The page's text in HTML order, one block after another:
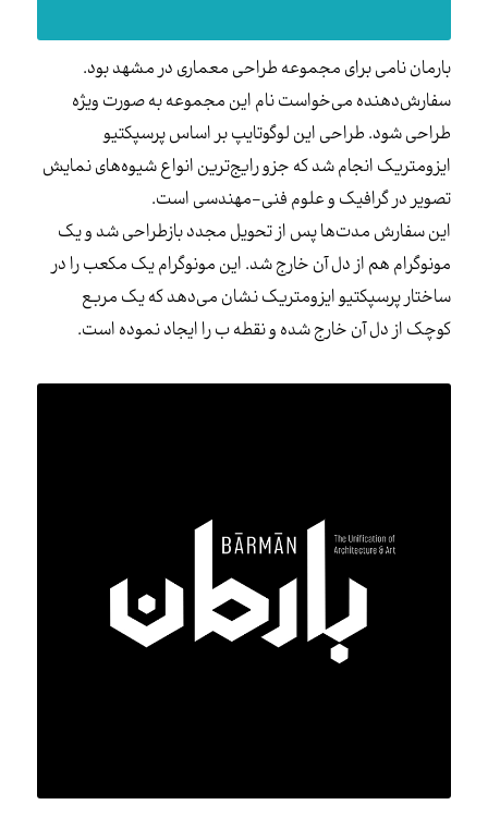
بارمان نامی برای مجموعه طراحی معماری در مشهد بود.
سفارش‌دهنده می‌خواست نام این مجموعه به صورت ویژه
طراحی شود. طراحی این لوگوتایپ بر اساس پرسپکتیو
ایزومتریک انجام شد که جزو رایج‌ترین انواع شیوه‌های نمایش
تصویر در گرافیک و علوم فنی-مهندسی است.
این سفارش مدت‌ها پس از تحویل مجدد بازطراحی شد و یک
مونوگرام هم از دل آن خارج شد. این مونوگرام یک مکعب را در
ساختار پرسپکتیو ایزومتریک نشان می‌دهد که یک مربع
کوچک از دل آن خارج شده و نقطه ب را ایجاد نموده است.